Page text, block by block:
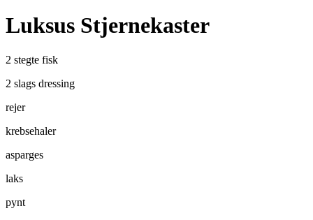
Luksus Stjernekaster
2 stegte fisk
2 slags dressing
rejer
krebsehaler
asparges
laks
pynt